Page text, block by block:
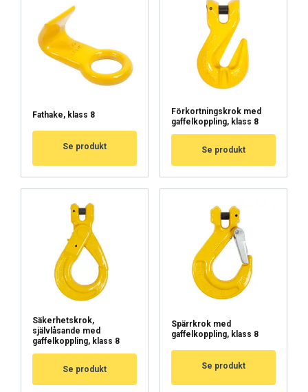
Fathake, klass 8
Se produkt
Förkortningskrok med
gaffelkoppling, klass 8
Se produkt
Säkerhetskrok,
självlåsande med
gaffelkoppling, klass 8
Se produkt
Spärrkrok med
gaffelkoppling, klass 8
Se produkt
FINNISH
ENGLISH TRANSLATION
Tämä sivusto käyttää evästeitä